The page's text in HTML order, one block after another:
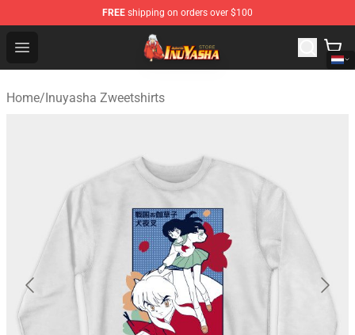
FREE shipping on orders over $100
Open menu
Inuyasha Store - Official Inuyasha Merchandise Shop
Home/Inuyasha Zweetshirts